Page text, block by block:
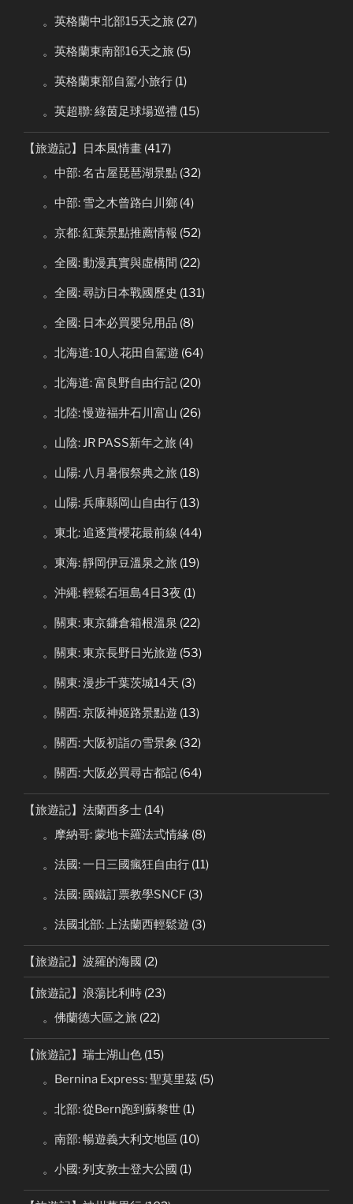
。英格蘭中北部15天之旅 (27)
。英格蘭東南部16天之旅 (5)
。英格蘭東部自駕小旅行 (1)
。英超聯: 綠茵足球場巡禮 (15)
【旅遊記】日本風情畫 (417)
。中部: 名古屋琵琶湖景點 (32)
。中部: 雪之木曾路白川鄉 (4)
。京都: 紅葉景點推薦情報 (52)
。全國: 動漫真實與虛構間 (22)
。全國: 尋訪日本戰國歷史 (131)
。全國: 日本必買嬰兒用品 (8)
。北海道: 10人花田自駕遊 (64)
。北海道: 富良野自由行記 (20)
。北陸: 慢遊福井石川富山 (26)
。山陰: JR PASS新年之旅 (4)
。山陽: 八月暑假祭典之旅 (18)
。山陽: 兵庫縣岡山自由行 (13)
。東北: 追逐賞櫻花最前線 (44)
。東海: 靜岡伊豆溫泉之旅 (19)
。沖繩: 輕鬆石垣島4日3夜 (1)
。關東: 東京鐮倉箱根溫泉 (22)
。關東: 東京長野日光旅遊 (53)
。關東: 漫步千葉茨城14天 (3)
。關西: 京阪神姬路景點遊 (13)
。關西: 大阪初詣の雪景象 (32)
。關西: 大阪必買尋古都記 (64)
【旅遊記】法蘭西多士 (14)
。摩納哥: 蒙地卡羅法式情緣 (8)
。法國: 一日三國瘋狂自由行 (11)
。法國: 國鐵訂票教學SNCF (3)
。法國北部: 上法蘭西輕鬆遊 (3)
【旅遊記】波羅的海國 (2)
【旅遊記】浪蕩比利時 (23)
。佛蘭德大區之旅 (22)
【旅遊記】瑞士湖山色 (15)
。Bernina Express: 聖莫里茲 (5)
。北部: 從Bern跑到蘇黎世 (1)
。南部: 暢遊義大利文地區 (10)
。小國: 列支敦士登大公國 (1)